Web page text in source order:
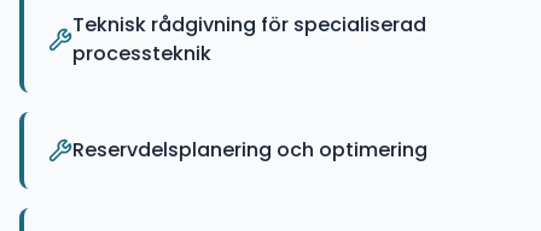
Teknisk rådgivning för specialiserad
processteknik
Reservdelsplanering och optimering